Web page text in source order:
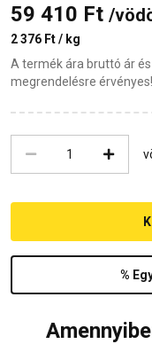
59 410 Ft /
2 376 Ft / kg
A termék ára bruttó ár
megrendelésre érvényes!
%